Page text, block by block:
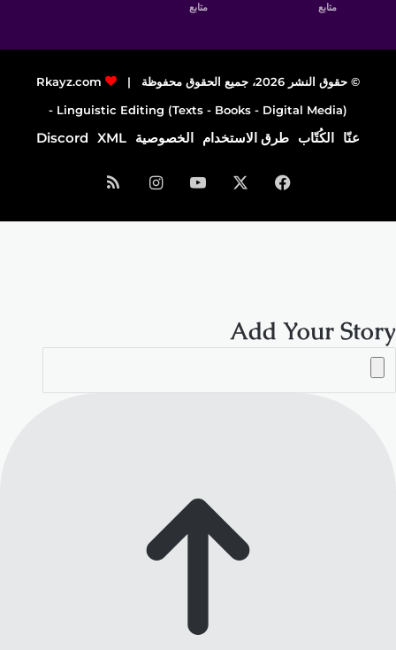
متابع متابع
© حقوق النشر 2026، جميع الحقوق محفوظة |
Rkayz.com
Linguistic Editing (Texts - Books - Digital Media) -
عنّا الكُتّاب طرق الاستخدام الخصوصية XML
Discord
فيسبوك ‫YouTubeانستقرامملخص
الموقع
Add Your Story